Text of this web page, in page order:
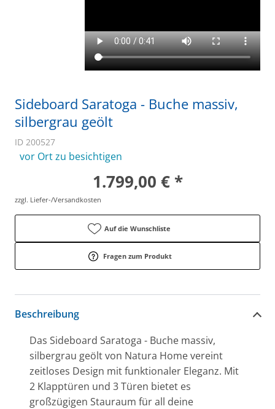
Sideboard Saratoga - Buche massiv,
silbergrau geölt
ID 200527
vor Ort zu besichtigen
1.799,00 € *
zzgl. Liefer-/Versandkosten
Auf die Wunschliste
Fragen zum Produkt
Beschreibung
Das Sideboard Saratoga - Buche massiv,
silbergrau geölt von Natura Home vereint
zeitloses Design mit funktionaler Eleganz. Mit
2 Klapptüren und 3 Türen bietet es
großzügigen Stauraum für all deine